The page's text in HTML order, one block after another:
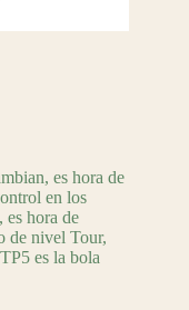
es hora de
en los
es hora de
de nivel Tour,
es la bola